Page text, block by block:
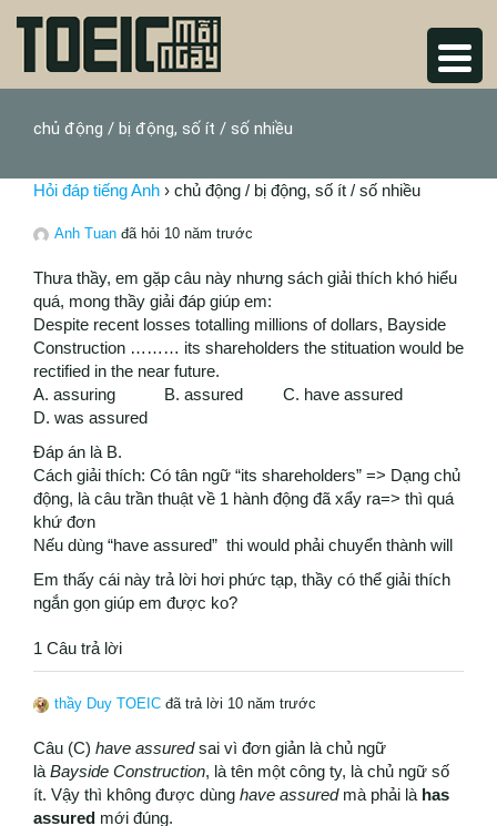
chủ động / bị động, số ít / số nhiều
Hỏi đáp tiếng Anh › chủ động / bị động, số ít / số nhiều
Anh Tuan đã hỏi 10 năm trước
Thưa thầy, em gặp câu này nhưng sách giải thích khó hiểu
quá, mong thầy giải đáp giúp em:
Despite recent losses totalling millions of dollars, Bayside
Construction ……… its shareholders the stituation would be
rectified in the near future.
A. assuring B. assured C. have assured
D. was assured
Đáp án là B.
Cách giải thích: Có tân ngữ “its shareholders” => Dạng chủ
động, là câu trần thuật về 1 hành động đã xẩy ra=> thì quá
khứ đơn
Nếu dùng “have assured” thi would phải chuyển thành will
Em thấy cái này trả lời hơi phức tạp, thầy có thể giải thích
ngắn gọn giúp em được ko?
1 Câu trả lời
thầy Duy TOEIC đã trả lời 10 năm trước
Câu (C) have assuredsai vì đơn giản là chủ ngữ
là Bayside Construction, là tên một công ty, là chủ ngữ số
ít. Vậy thì không được dùng have assuredmà phải là has
assured mới đúng.